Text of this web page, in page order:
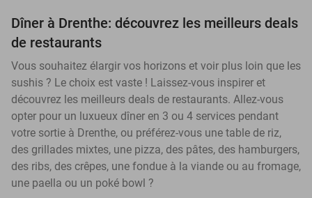
Dîner à Drenthe: découvrez les meilleurs deals
de restaurants
Vous souhaitez élargir vos horizons et voir plus loin que les
sushis ? Le choix est vaste ! Laissez-vous inspirer et
découvrez les meilleurs deals de restaurants. Allez-vous
opter pour un luxueux dîner en 3 ou 4 services pendant
votre sortie à Drenthe, ou préférez-vous une table de riz,
des grillades mixtes, une pizza, des pâtes, des hamburgers,
des ribs, des crêpes, une fondue à la viande ou au fromage,
une paella ou un poké bowl ?